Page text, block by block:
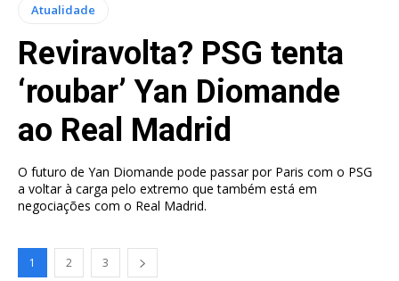
Atualidade
Reviravolta? PSG tenta
‘roubar’ Yan Diomande
ao Real Madrid
O futuro de Yan Diomande pode passar por Paris com o PSG
a voltar à carga pelo extremo que também está em
negociações com o Real Madrid.
1 2 3